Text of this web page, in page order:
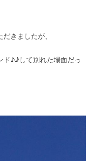
きましたが、
ド♪♪して別れた場面だっ